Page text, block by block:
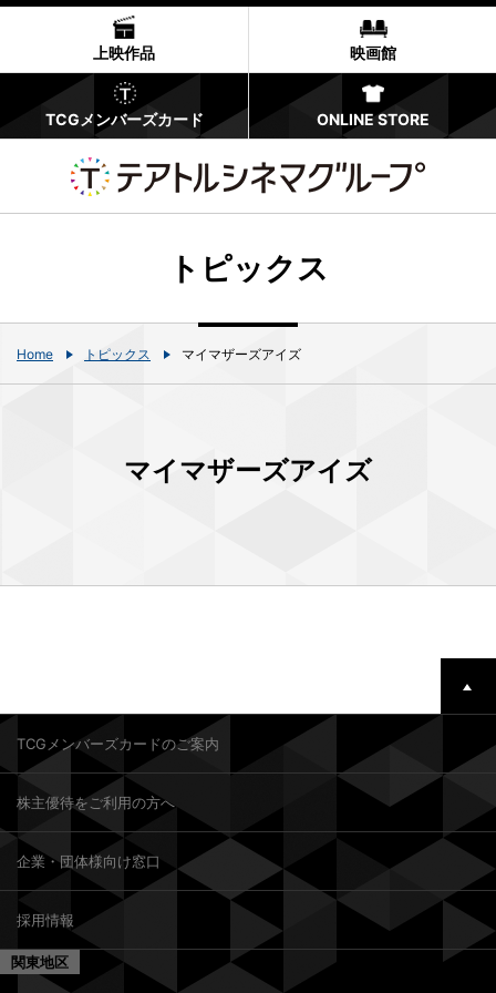
上映作品 映画館
TCGメンバーズカード ONLINE STORE
トピックス
Home トピックス マイマザーズアイズ
マイマザーズアイズ
TCGメンバーズカードのご案内
株主優待をご利用の方へ
企業・団体様向け窓口
採用情報
関東地区